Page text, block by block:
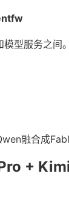
型服务之间
+